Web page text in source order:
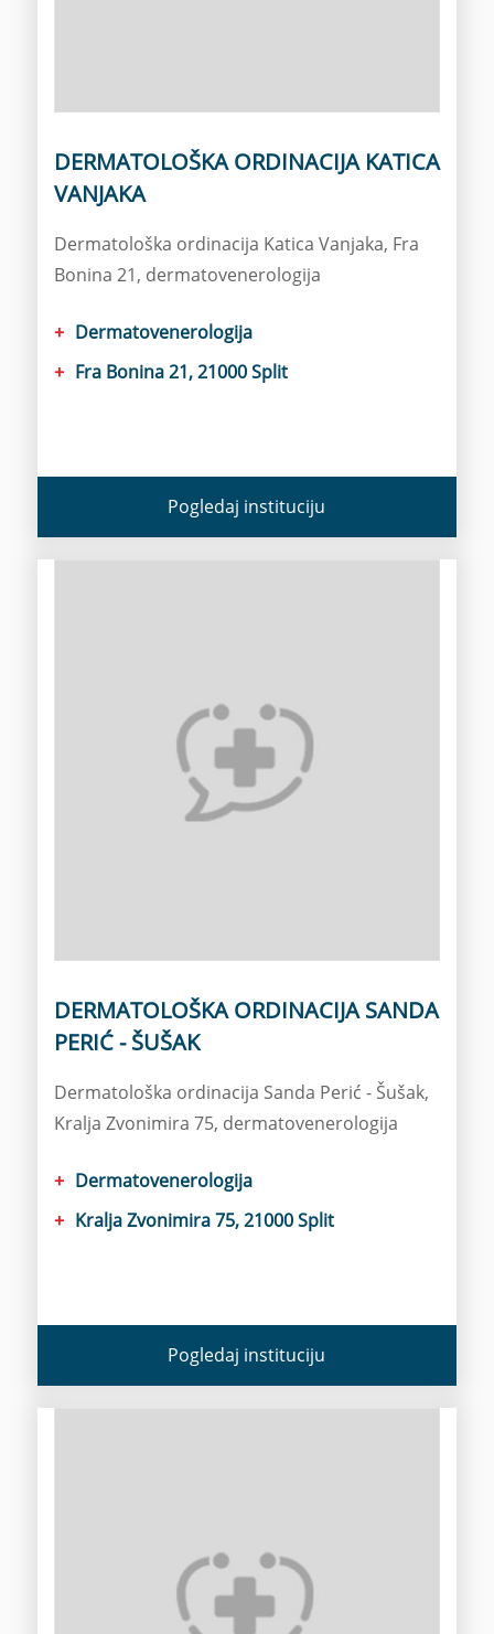
DERMATOLOŠKA ORDINACIJA KATICA
VANJAKA
Dermatološka ordinacija Katica Vanjaka, Fra
Bonina 21, dermatovenerologija
Dermatovenerologija
Fra Bonina 21, 21000 Split
Pogledaj instituciju
DERMATOLOŠKA ORDINACIJA SANDA
PERIĆ - ŠUŠAK
Dermatološka ordinacija Sanda Perić - Šušak,
Kralja Zvonimira 75, dermatovenerologija
Dermatovenerologija
Kralja Zvonimira 75, 21000 Split
Pogledaj instituciju